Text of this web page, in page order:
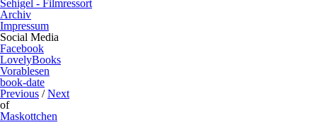
Sehigel - Filmressort
Archiv
Impressum
Social Media
Facebook
LovelyBooks
Vorablesen
book-date
Previous /Next
of
Maskottchen